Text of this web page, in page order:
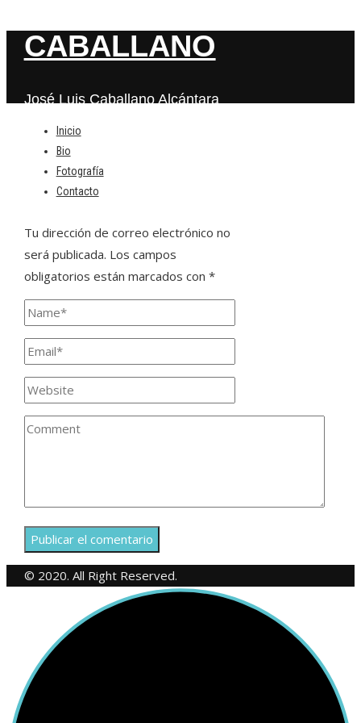
CABALLANO
José Luis Caballano Alcántara
Inicio
Bio
Fotografía
Contacto
Deja una respuesta
Tu dirección de correo electrónico no
será publicada. Los campos
obligatorios están marcados con *
© 2020. All Right Reserved.